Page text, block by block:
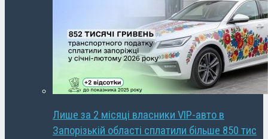
Лише за 2 місяці власники VIP-авто в
Запорізькій області сплатили більше 850 тис